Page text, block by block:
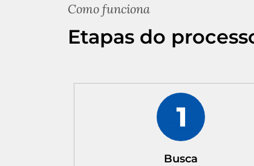
Como funciona
Etapas do
Busca